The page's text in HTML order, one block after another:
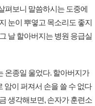
펴보니 말씀하시는 도중에
눈이 뿌옇고 목소리도 좋지
날 할아버지는 병원 응급실
온종일 울었다. 할아버지가
암이 퍼져서 손을 쓸 수 없다
생각해보면, 손자가 훈련소